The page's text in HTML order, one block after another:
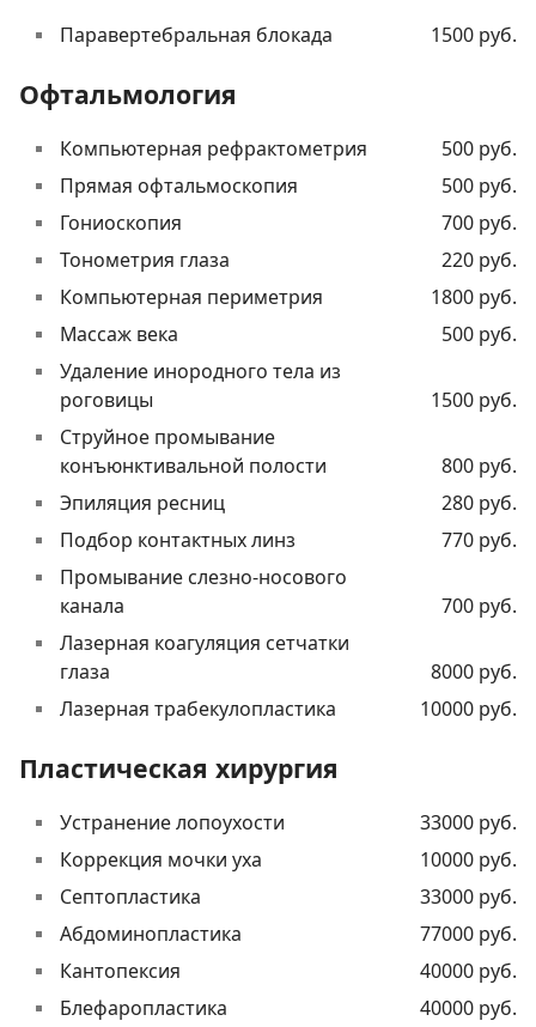
Паравертебральная блокада 1500 руб.
Офтальмология
Компьютерная рефрактометрия
500 руб.
Прямая офтальмоскопия
500 руб.
Гониоскопия
700 руб.
Тонометрия глаза
220 руб.
Компьютерная периметрия
1800 руб.
Массаж века
500 руб.
Удаление инородного тела из
роговицы
1500 руб.
Струйное промывание
конъюнктивальной полости
800 руб.
Эпиляция ресниц
280 руб.
Подбор контактных линз
770 руб.
Промывание слезно-носового
канала
700 руб.
Лазерная коагуляция сетчатки
глаза
8000 руб.
Лазерная трабекулопластика
10000 руб.
Пластическая хирургия
Устранение лопоухости
33000 руб.
Коррекция мочки уха
10000 руб.
Септопластика
33000 руб.
Абдоминопластика
77000 руб.
Кантопексия
40000 руб.
Блефаропластика
40000 руб.